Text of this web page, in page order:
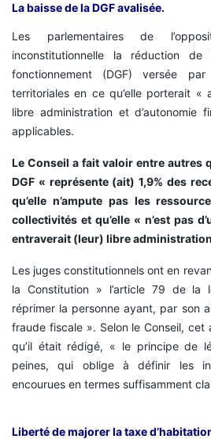
La baisse de la DGF avalisée.
Les parlementaires de
inconstitutionnelle la réduction
fonctionnement (DGF) versée
territoriales en ce qu’elle porterait
libre administration et d’autonomie
applicables.
Le Conseil a fait valoir entre autres
DGF « représente (ait) 1,9% des
qu’elle n’ampute pas les
collectivités et qu’elle « n’est pas
entraverait (leur) libre
Les juges constitutionnels ont en
la Constitution » l’article 79 de la
réprimer la personne ayant, par son
fraude fiscale ». Selon le Conseil,
qu’il était rédigé, « le principe de
peines, qui oblige à définir les
encourues en termes suffisamment
Liberté de majorer la taxe